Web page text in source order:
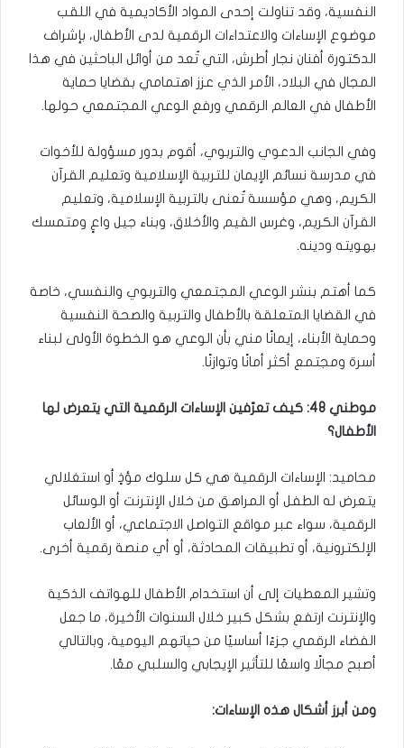
النفسية، وقد تناولت إحدى المواد الأكاديمية في اللقب
موضوع الإساءات والاعتداءات الرقمية لدى الأطفال، بإشراف
الدكتورة أفنان نجار أطرش، التي تُعد من أوائل الباحثين في هذا
المجال في البلاد، الأمر الذي عزز اهتمامي بقضايا حماية
الأطفال في العالم الرقمي ورفع الوعي المجتمعي حولها.
وفي الجانب الدعوي والتربوي، أقوم بدور مسؤولة للأخوات
في مدرسة نسائم الإيمان للتربية الإسلامية وتعليم القرآن
الكريم، وهي مؤسسة تُعنى بالتربية الإسلامية، وتعليم
القرآن الكريم، وغرس القيم والأخلاق، وبناء جيل واعٍ ومتمسك
بهويته ودينه.
كما أهتم بنشر الوعي المجتمعي والتربوي والنفسي، خاصة
في القضايا المتعلقة بالأطفال والتربية والصحة النفسية
وحماية الأبناء، إيمانًا مني بأن الوعي هو الخطوة الأولى لبناء
أسرة ومجتمع أكثر أمانًا وتوازنًا.
موطني 48: كيف تعرّفين الإساءات الرقمية التي يتعرض لها
الأطفال؟
محاميد: الإساءات الرقمية هي كل سلوك مؤذٍ أو استغلالي
يتعرض له الطفل أو المراهق من خلال الإنترنت أو الوسائل
الرقمية، سواء عبر مواقع التواصل الاجتماعي، أو الألعاب
الإلكترونية، أو تطبيقات المحادثة، أو أي منصة رقمية أخرى.
وتشير المعطيات إلى أن استخدام الأطفال للهواتف الذكية
والإنترنت ارتفع بشكل كبير خلال السنوات الأخيرة، ما جعل
الفضاء الرقمي جزءًا أساسيًا من حياتهم اليومية، وبالتالي
أصبح مجالًا واسعًا للتأثير الإيجابي والسلبي معًا.
ومن أبرز أشكال هذه الإساءات: